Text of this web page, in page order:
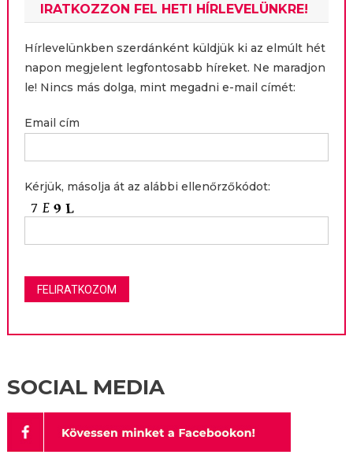
IRATKOZZON FEL HETI HÍRLEVELÜNKRE!
Hírlevelünkben szerdánként küldjük ki az elmúlt hét
napon megjelent legfontosabb híreket. Ne maradjon
le! Nincs más dolga, mint megadni e-mail címét:
Email cím
Kérjük, másolja át az alábbi ellenőrzőkódot:
SOCIAL MEDIA